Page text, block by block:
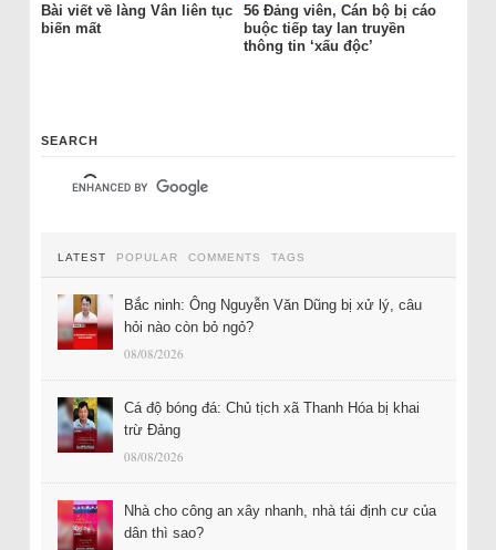
Bài viết về làng Vân liên tục
biến mất
56 Đảng viên, Cán bộ bị cáo
buộc tiếp tay lan truyền
thông tin ‘xấu độc’
SEARCH
LATEST POPULAR COMMENTS TAGS
Bắc ninh: Ông Nguyễn Văn Dũng bị xử lý, câu
hỏi nào còn bỏ ngỏ?
08/08/2026
Cá độ bóng đá: Chủ tịch xã Thanh Hóa bị khai
trừ Đảng
08/08/2026
Nhà cho công an xây nhanh, nhà tái định cư của
dân thì sao?